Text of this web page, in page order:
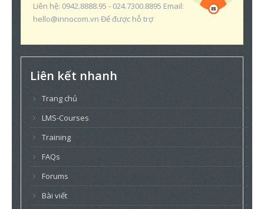
Liên hệ: 0942.8888.95 - 024.7300.8895 Email:
hello@innocom.vn Để được hỗ trợ
Liên kết nhanh
Trang chủ
LMS-Courses
Training
FAQs
Forums
Bài viết